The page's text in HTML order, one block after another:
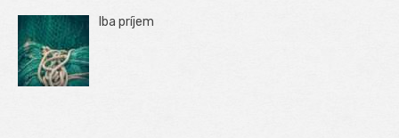
Iba príjem